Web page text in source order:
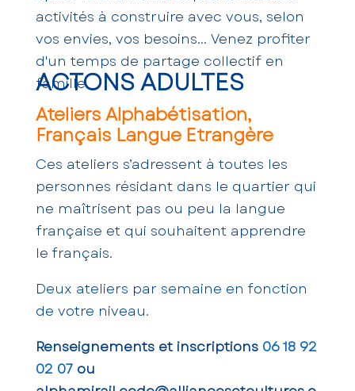
activités à construire avec vous, selon
vos envies, vos besoins... Venez profiter
d'un temps de partage collectif en
famille.
ACTONS ADULTES
Ateliers Alphabétisation,
Français Langue Etrangère
Ces ateliers s’adressent à toutes les
personnes résidant dans le quartier qui
ne maîtrisent pas ou peu la langue
française et qui souhaitent apprendre
le français.
Deux ateliers par semaine en fonction
de votre niveau.
Renseignements et inscriptions 06 18 92
02 07ou